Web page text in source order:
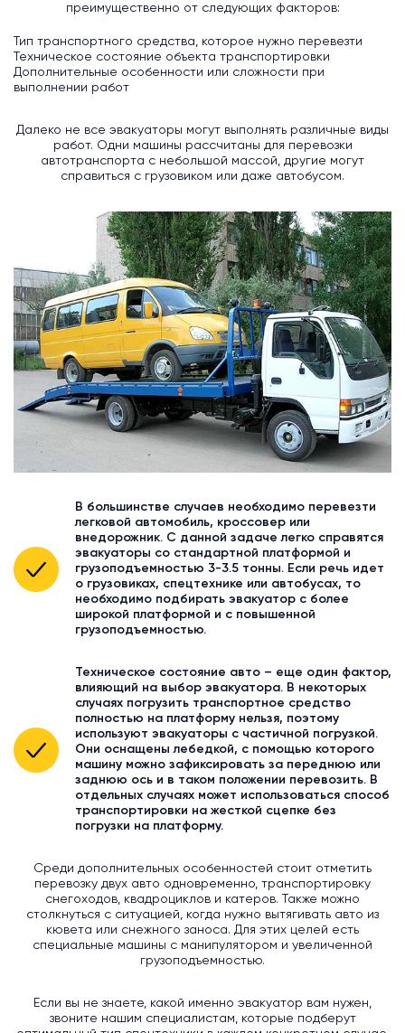
преимущественно от следующих факторов:
Тип транспортного средства, которое нужно перевезти
Техническое состояние объекта транспортировки
Дополнительные особенности или сложности при
выполнении работ
Далеко не все эвакуаторы могут выполнять различные виды
работ. Одни машины рассчитаны для перевозки
автотранспорта с небольшой массой, другие могут
справиться с грузовиком или даже автобусом.
В большинстве случаев необходимо перевезти
легковой автомобиль, кроссовер или
внедорожник. С данной задаче легко справятся
эвакуаторы со стандартной платформой и
грузоподъемностью 3-3.5 тонны. Если речь идет
о грузовиках, спецтехнике или автобусах, то
необходимо подбирать эвакуатор с более
широкой платформой и с повышенной
грузоподъемностью.
Техническое состояние авто – еще один фактор,
влияющий на выбор эвакуатора. В некоторых
случаях погрузить транспортное средство
полностью на платформу нельзя, поэтому
используют эвакуаторы с частичной погрузкой.
Они оснащены лебедкой, с помощью которого
машину можно зафиксировать за переднюю или
заднюю ось и в таком положении перевозить. В
отдельных случаях может использоваться способ
транспортировки на жесткой сцепке без
погрузки на платформу.
Среди дополнительных особенностей стоит отметить
перевозку двух авто одновременно, транспортировку
снегоходов, квадроциклов и катеров. Также можно
столкнуться с ситуацией, когда нужно вытягивать авто из
кювета или снежного заноса. Для этих целей есть
специальные машины с манипулятором и увеличенной
грузоподъемностью.
Если вы не знаете, какой именно эвакуатор вам нужен,
звоните нашим специалистам, которые подберут